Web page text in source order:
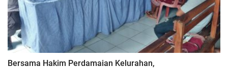
Bersama Hakim Perdamaian Kelurahan,